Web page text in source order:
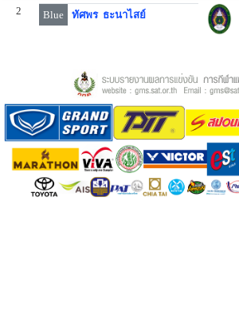
2 Blue ทัศพร ธะนาไสย์